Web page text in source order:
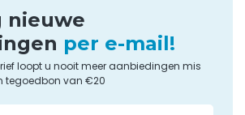
nieuwe
per e-mail!
loopt u nooit meer aanbiedingen mis
tegoedbon van €20